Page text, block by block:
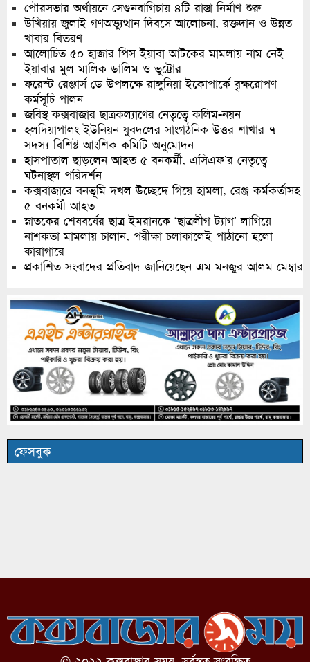
পৌরসভার অর্থায়নে সেগুনবাগিচায় ৪টি রাস্তা নির্মাণ শুরু
উখিয়ায় জুলাই গণঅভ্যুত্থান দিবসে আলোচনা, রক্তদান ও উন্নত
খাবার বিতরণ
আলোচিত ৫০ হাজার পিস ইয়াবা আটকের মামলায় নাম নেই
ইয়াবার মুল মালিক ডালিম ও ভুট্টোর
ফরেস্ট রেঞ্জার্স ডে উপলক্ষে রাঙ্গুনিয়া ইকোপার্কে বৃক্ষরোপণ
কর্মসূচি পালন
জবিস্থ কক্সবাজার ছাত্রকল্যাণের নেতৃত্বে কলিম-নয়ন
হলদিয়াপালং ইউনিয়ন যুবদলের সাংগঠনিক উত্তর শাখার ৭
সদস্য বিশিষ্ট আংশিক কমিটি অনুমোদন
হাসপাতাল ছাড়লেন আহত ৫ বনকর্মী, এসিএফ’র নেতৃত্বে
ঘটনাস্থল পরিদর্শন
কক্সবাজারে বনভূমি দখল উচ্ছেদে গিয়ে হামলা, রেঞ্জ কর্মকর্তাসহ
৫ বনকর্মী আহত
স্নাতকের শেষবর্ষের ছাত্র ইমরানকে ‘ছাত্রলীগ ট্যাগ’ লাগিয়ে
নাশকতা মামলায় চালান, পরীক্ষা চলাকালেই পাঠানো হলো
কারাগারে
প্রকাশিত সংবাদের প্রতিবাদ জানিয়েছেন এম মনজুর আলম মেম্বার
ফেসবুক